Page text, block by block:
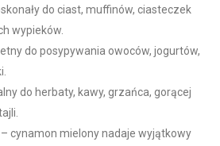
do ciast, muffinów, ciasteczek
wypieków.
do posypywania owoców, jogurtów,
do herbaty, kawy, grzańca, gorącej
– cynamon mielony nadaje wyjątkowy